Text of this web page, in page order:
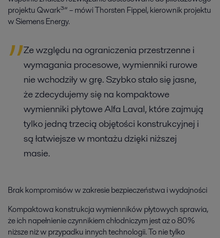
projektu Qwark³” – mówi Thorsten Fippel, kierownik projektu
w Siemens Energy.
Ze względu na ograniczenia przestrzenne i
wymagania procesowe, wymienniki rurowe
nie wchodziły w grę. Szybko stało się jasne,
że zdecydujemy się na kompaktowe
wymienniki płytowe Alfa Laval, które zajmują
tylko jedną trzecią objętości konstrukcyjnej i
są łatwiejsze w montażu dzięki niższej
masie.
Brak kompromisów w zakresie bezpieczeństwa i wydajności
Kompaktowa konstrukcja wymienników płytowych sprawia,
że ich napełnienie czynnikiem chłodniczym jest aż o 80%
niższe niż w przypadku innych technologii. To nie tylko